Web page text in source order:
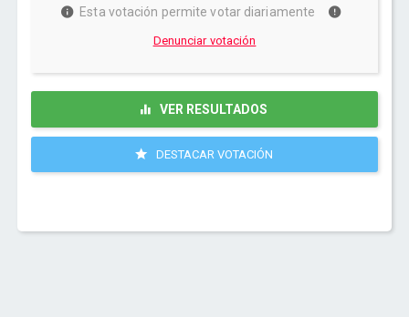
Esta votación permite votar diariamente
Denunciar votación
VER RESULTADOS
DESTACAR VOTACIÓN